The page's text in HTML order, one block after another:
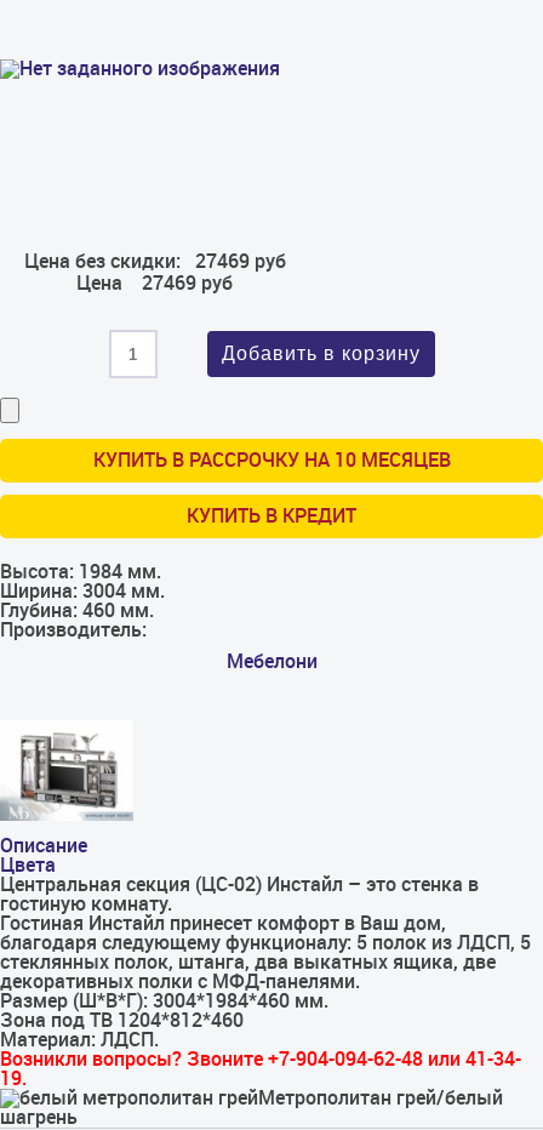
Цена без скидки:
27469 руб
Цена
27469 руб
КУПИТЬ В РАССРОЧКУ НА 10 МЕСЯЦЕВ
КУПИТЬ В КРЕДИТ
Высота: 1984 мм.
Ширина: 3004 мм.
Глубина: 460 мм.
Производитель:
Мебелони
Описание
Цвета
Центральная секция (ЦС-02) Инстайл – это стенка в
гостиную комнату.
Гостиная Инстайл принесет комфорт в Ваш дом,
благодаря следующему функционалу: 5 полок из ЛДСП, 5
стеклянных полок, штанга, два выкатных ящика, две
декоративных полки с МФД-панелями.
Размер (Ш*В*Г): 3004*1984*460 мм.
Зона под ТВ 1204*812*460
Материал: ЛДСП.
Возникли вопросы? Звоните +7-904-094-62-48 или 41-34-
19.
Метрополитан грей/белый
шагрень